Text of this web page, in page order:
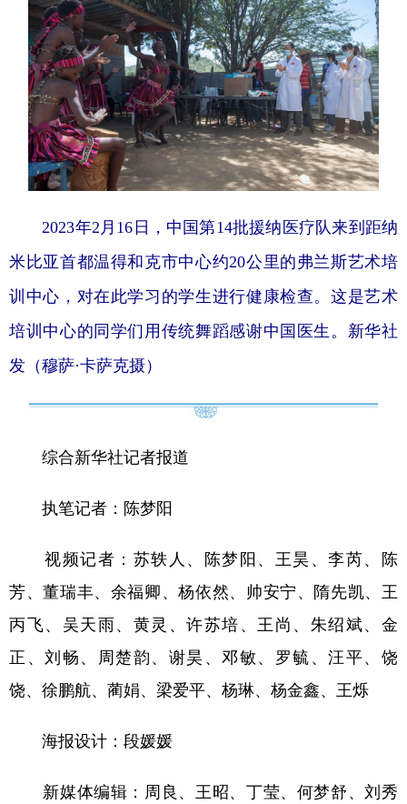
2023年2月16日，中国第14批援纳医疗队来到距纳
米比亚首都温得和克市中心约20公里的弗兰斯艺术培
训中心，对在此学习的学生进行健康检查。这是艺术
培训中心的同学们用传统舞蹈感谢中国医生。 新华社
发（穆萨·卡萨克摄）
综合新华社记者报道
执笔记者：陈梦阳
视频记者：苏轶人、陈梦阳、王昊、李芮、陈
芳、董瑞丰、余福卿、杨依然、帅安宁、隋先凯、王
丙飞、吴天雨、黄灵、许苏培、王尚、朱绍斌、金
正、刘畅、周楚韵、谢昊、邓敏、罗毓、汪平、饶
饶、徐鹏航、蔺娟、梁爱平、杨琳、杨金鑫、王烁
海报设计：段媛媛
新媒体编辑：周良、王昭、丁莹、何梦舒、刘秀